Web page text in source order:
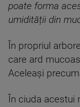
poate forma
umidității din
În propriul
care ard
Aceleași
În ciuda